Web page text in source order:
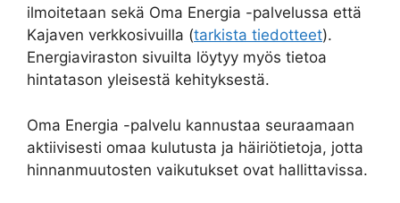
ilmoitetaan sekä Oma Energia -palvelussa että
Kajaven verkkosivuilla (tarkista tiedotteet).
Energiaviraston sivuilta löytyy myös tietoa
hintatason yleisestä kehityksestä.
Oma Energia -palvelu kannustaa seuraamaan
aktiivisesti omaa kulutusta ja häiriötietoja, jotta
hinnanmuutosten vaikutukset ovat hallittavissa.